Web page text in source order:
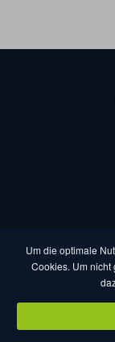
Um die optimale
Cookies. Um